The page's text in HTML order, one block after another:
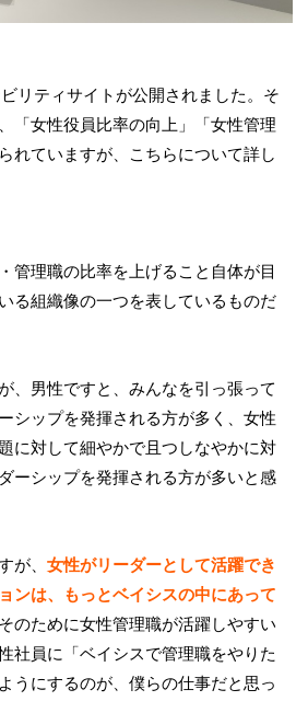
リティサイトが公開されました。そ
「女性役員比率の向上」「女性管理
れていますが、こちらについて詳し
管理職の比率を上げること自体が目
る組織像の一つを表しているものだ
、男性ですと、みんなを引っ張って
シップを発揮される方が多く、女性
に対して細やかで且つしなやかに対
ーシップを発揮される方が多いと感
が、女性がリーダーとして活躍でき
ンは、もっとベイシスの中にあって
そのために女性管理職が活躍しやすい
社員に「ベイシスで管理職をやりた
うにするのが、僕らの仕事だと思っ